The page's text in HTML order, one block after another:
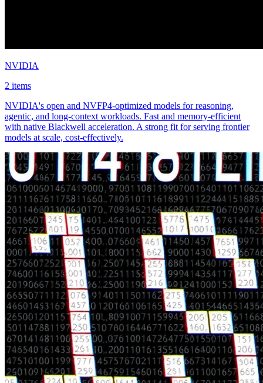
NVIDIA
2 items
NVIDIA's open and NVFP4-optimized models for reasoning,
agentic, and long-context workloads. Fast and memory-efficient
with native Blackwell acceleration. A strong fit for serving frontier
models at scale, cost-effectively.